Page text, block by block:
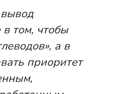
том, чтобы
а в
приоритет